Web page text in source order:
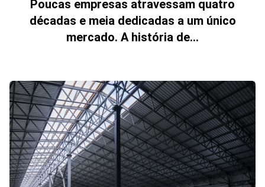
Poucas empresas atravessam quatro
décadas e meia dedicadas a um único
mercado. A história de...